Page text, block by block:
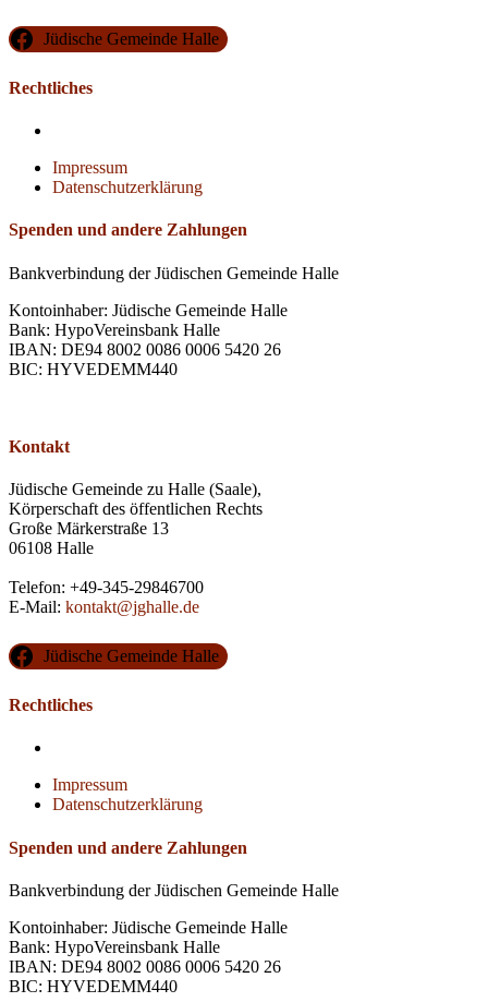
Jüdische Gemeinde Halle
Rechtliches
Impressum
Datenschutzerklärung
Spenden und andere Zahlungen
Bankverbindung der Jüdischen Gemeinde Halle
Kontoinhaber: Jüdische Gemeinde Halle
Bank: HypoVereinsbank Halle
IBAN: DE94 8002 0086 0006 5420 26
BIC: HYVEDEMM440
Kontakt
Jüdische Gemeinde zu Halle (Saale),
Körperschaft des öffentlichen Rechts
Große Märkerstraße 13
06108 Halle
Telefon: +49-345-29846700
E-Mail: kontakt@jghalle.de
Jüdische Gemeinde Halle
Rechtliches
Impressum
Datenschutzerklärung
Spenden und andere Zahlungen
Bankverbindung der Jüdischen Gemeinde Halle
Kontoinhaber: Jüdische Gemeinde Halle
Bank: HypoVereinsbank Halle
IBAN: DE94 8002 0086 0006 5420 26
BIC: HYVEDEMM440